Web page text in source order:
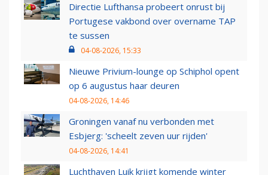
Directie Lufthansa probeert onrust bij
Portugese vakbond over overname TAP
te sussen
04-08-2026, 15:33
Nieuwe Privium-lounge op Schiphol opent
op 6 augustus haar deuren
04-08-2026, 14:46
Groningen vanaf nu verbonden met
Esbjerg: 'scheelt zeven uur rijden'
04-08-2026, 14:41
Luchthaven Luik krijgt komende winter